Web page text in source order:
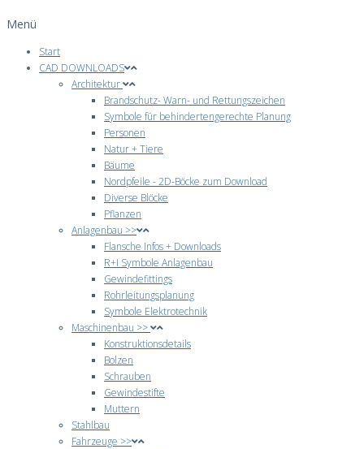
Menü
Start
CAD DOWNLOADS
Architektur
Brandschutz- Warn- und Rettungszeichen
Symbole für behindertengerechte Planung
Personen
Natur + Tiere
Bäume
Nordpfeile - 2D-Böcke zum Download
Diverse Blöcke
Pflanzen
Anlagenbau >>
Flansche Infos + Downloads
R+I Symbole Anlagenbau
Gewindefittings
Rohrleitungsplanung
Symbole Elektrotechnik
Maschinenbau >>
Konstruktionsdetails
Bolzen
Schrauben
Gewindestifte
Muttern
Stahlbau
Fahrzeuge >>